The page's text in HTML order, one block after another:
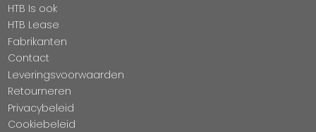
HTB Is ook
HTB Lease
Fabrikanten
Contact
Leveringsvoorwaarden
Retourneren
Privacybeleid
Cookiebeleid